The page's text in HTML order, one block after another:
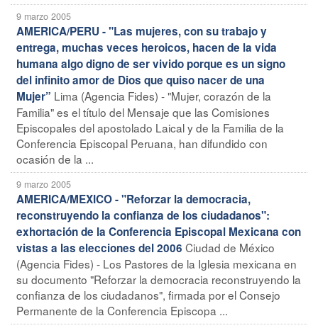
9 marzo 2005
AMERICA/PERU - "Las mujeres, con su trabajo y
entrega, muchas veces heroicos, hacen de la vida
humana algo digno de ser vivido porque es un signo
del infinito amor de Dios que quiso nacer de una
Mujer” Lima (Agencia Fides) - "Mujer, corazón de la
Familia" es el título del Mensaje que las Comisiones
Episcopales del apostolado Laical y de la Familia de la
Conferencia Episcopal Peruana, han difundido con
ocasión de la ...
9 marzo 2005
AMERICA/MEXICO - "Reforzar la democracia,
reconstruyendo la confianza de los ciudadanos":
exhortación de la Conferencia Episcopal Mexicana con
vistas a las elecciones del 2006 Ciudad de México
(Agencia Fides) - Los Pastores de la Iglesia mexicana en
su documento "Reforzar la democracia reconstruyendo la
confianza de los ciudadanos", firmada por el Consejo
Permanente de la Conferencia Episcopa ...